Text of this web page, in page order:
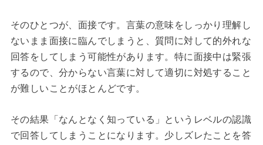
そのひとつが、面接です。言葉の意味をしっかり理解し
ないまま面接に臨んでしまうと、質問に対して的外れな
回答をしてしまう可能性があります。特に面接中は緊張
するので、分からない言葉に対して適切に対処すること
が難しいことがほとんどです。
その結果「なんとなく知っている」というレベルの認識
で回答してしまうことになります。少しズレたことを答